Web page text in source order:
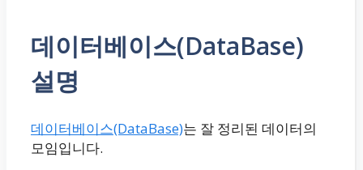
데이터베이스(DataBase)
설명
데이터베이스(DataBase)는 잘 정리된 데이터의
모임입니다.